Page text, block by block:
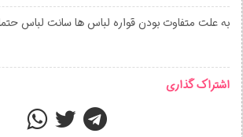
به علت متفاوت بودن قواره لباس ها سانت لباس
اشتراک گذاری